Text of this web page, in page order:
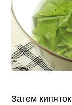
Затем